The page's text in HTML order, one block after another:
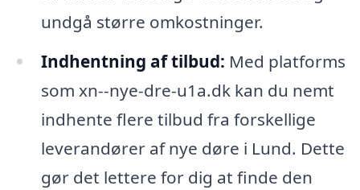
undgå større omkostninger.
Indhentning af tilbud: Med platforms
som xn--nye-dre-u1a.dk kan du nemt
indhente flere tilbud fra forskellige
leverandører af nye døre i Lund. Dette
gør det lettere for dig at finde den